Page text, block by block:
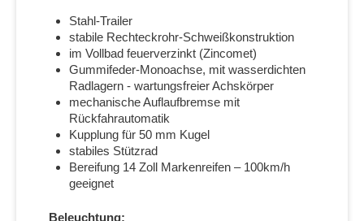
Stahl-Trailer
stabile Rechteckrohr-Schweißkonstruktion
im Vollbad feuerverzinkt (Zincomet)
Gummifeder-Monoachse, mit wasserdichten
Radlagern - wartungsfreier Achskörper
mechanische Auflaufbremse mit
Rückfahrautomatik
Kupplung für 50 mm Kugel
stabiles Stützrad
Bereifung 14 Zoll Markenreifen – 100km/h
geeignet
Beleuchtung: